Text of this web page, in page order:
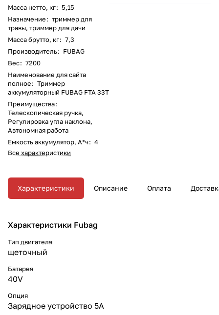
Масса нетто, кг: 5,15
Назначение: триммер для
травы, триммер для дачи
Масса брутто, кг: 7,3
Производитель: FUBAG
Вес: 7200
Наименование для сайта
полное: Триммер
аккумуляторный FUBAG FTA 33T
Преимущества:
Телескопическая ручка,
Регулировка угла наклона,
Автономная работа
Емкость аккумулятор, А*ч: 4
Все характеристики
Характеристики Описание Оплата
Характеристики Fubag
Тип двигателя
щеточный
Батарея
40V
Опция
Зарядное устройство 5А